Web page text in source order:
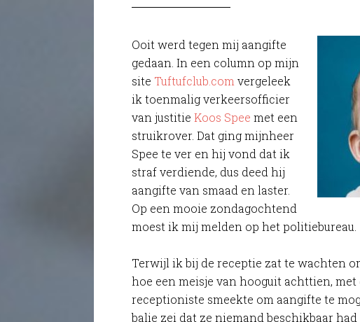
Ooit werd tegen mij aangifte
gedaan. In een column op mijn
site Tuftufclub.comvergeleek
ik toenmalig verkeersofficier
van justitieKoos Spee met een
struikrover. Dat ging mijnheer
Spee te ver en hij vond dat ik
straf verdiende, dus deed hij
aangifte van smaad en laster.
Op een mooie zondagochtend
moest ik mij melden op het politiebureau.
Terwijl ik bij de receptie zat te wachten
hoe een meisje van hooguit achttien, met
receptioniste smeekte om aangifte te
balie zei dat ze niemand beschikbaar